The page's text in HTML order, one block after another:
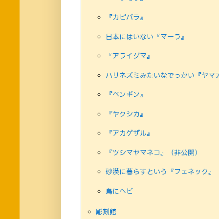
『カピバラ』
日本にはいない『マーラ』
『アライグマ』
ハリネズミみたいなでっかい『ヤマ
『ペンギン』
『ヤクシカ』
『アカゲザル』
『ツシマヤマネコ』（非公開）
砂漠に暮らすという『フェネック』
鳥にヘビ
彫刻館